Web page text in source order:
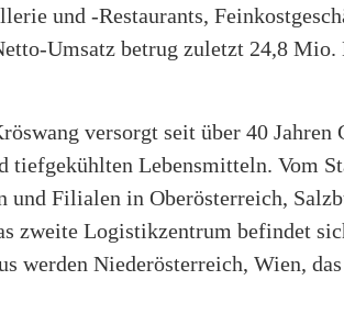
und -Restaurants,
Umsatz betrug zuletzt 24,8 Mio.
versorgt seit über 40
tiefgekühlten Lebensmitteln. Vom
und Filialen in Oberösterreich,
zweite Logistikzentrum befindet
werden Niederösterreich, Wien,